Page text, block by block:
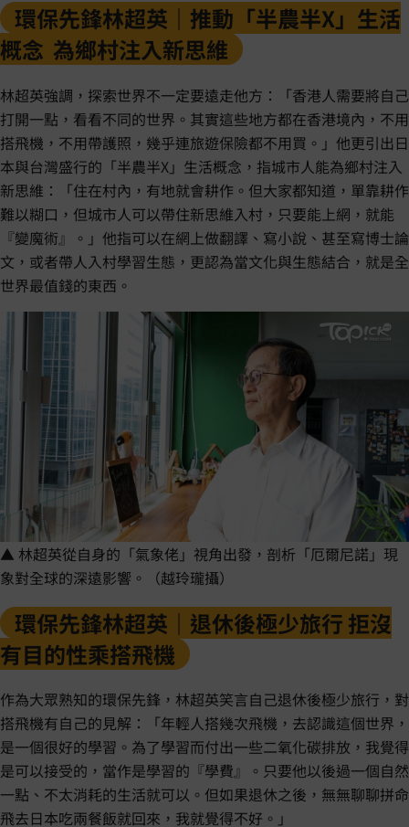
環保先鋒林超英｜推動「半農半X」生活
概念 為鄉村注入新思維
林超英強調，探索世界不一定要遠走他方：「香港人需要將自己
打開一點，看看不同的世界。其實這些地方都在香港境內，不用
搭飛機，不用帶護照，幾乎連旅遊保險都不用買。」他更引出日
本與台灣盛行的「半農半X」生活概念，指城市人能為鄉村注入
新思維：「住在村內，有地就會耕作。但大家都知道，單靠耕作
難以糊口，但城市人可以帶住新思維入村，只要能上網，就能
『變魔術』。」他指可以在網上做翻譯、寫小說、甚至寫博士論
文，或者帶人入村學習生態，更認為當文化與生態結合，就是全
世界最值錢的東西。
▲ 林超英從自身的「氣象佬」視角出發，剖析「厄爾尼諾」現
象對全球的深遠影響。（越玲瓏攝）
環保先鋒林超英｜退休後極少旅行 拒沒
有目的性乘搭飛機
作為大眾熟知的環保先鋒，林超英笑言自己退休後極少旅行，對
搭飛機有自己的見解：「年輕人搭幾次飛機，去認識這個世界，
是一個很好的學習。為了學習而付出一些二氧化碳排放，我覺得
是可以接受的，當作是學習的『學費』。只要他以後過一個自然
一點、不太消耗的生活就可以。但如果退休之後，無無聊聊拼命
飛去日本吃兩餐飯就回來，我就覺得不好。」